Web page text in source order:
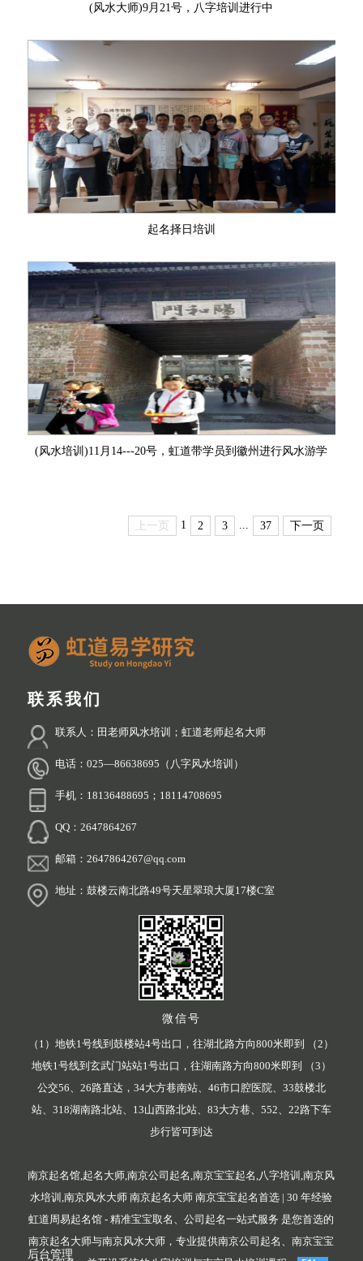
(风水大师)9月21号，八字培训进行中
起名择日培训
(风水培训)11月14---20号，虹道带学员到徽州进行风水游学
上一页 1 2 3 37 下一页
联系我们
联系人：田老师风水培训；虹道老师起名大师
电话：025—86638695（八字风水培训）
手机：18136488695；18114708695
QQ：2647864267
邮箱：2647864267@qq.com
地址：鼓楼云南北路49号天星翠琅大厦17楼C室
微信号
（1）地铁1号线到鼓楼站4号出口，往湖北路方向800米即到 （2）
地铁1号线到玄武门站站1号出口，往湖南路方向800米即到 （3）
公交56、26路直达，34大方巷南站、46市口腔医院、33鼓楼北
站、318湖南路北站、13山西路北站、83大方巷、552、22路下车
步行皆可到达
南京起名馆,起名大师,南京公司起名,南京宝宝起名,八字培训,南京风
水培训,南京风水大师 南京起名大师 南京宝宝起名首选 | 30 年经验
虹道周易起名馆 - 精准宝宝取名、公司起名一站式服务 是您首选的
南京起名大师与南京风水大师，专业提供南京公司起名、南京宝宝
后台管理